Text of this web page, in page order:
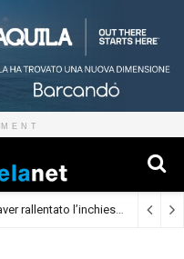
Bayesian, la carenza di giudici può aver rallentato l’inchiesta (Cronaca)